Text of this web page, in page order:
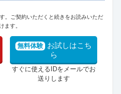
。ご契約いただくと続きをお読みいただ
ます。
無料体験 お試しはこち
ら
すぐに使えるIDをメールでお
送りします